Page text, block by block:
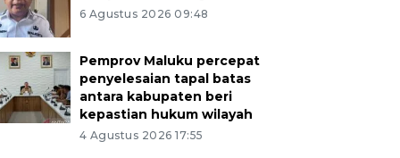
6 Agustus 2026 09:48
Pemprov Maluku percepat
penyelesaian tapal batas
antara kabupaten beri
kepastian hukum wilayah
4 Agustus 2026 17:55